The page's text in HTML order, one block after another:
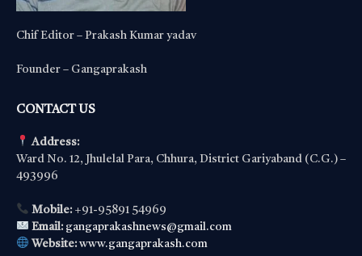
Chif Editor – Prakash Kumar yadav
Founder – Gangaprakash
CONTACT US
Address:
Ward No. 12, Jhulelal Para, Chhura, District Gariyaband (C.G.) –
493996
Mobile:+91-95891 54969
Email: gangaprakashnews@gmail.com
Website: www.gangaprakash.com